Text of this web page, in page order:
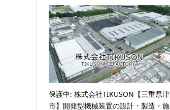
保護中: 株式会社TIKUSON【三重県津
市】開発型機械装置の設計・製造・施